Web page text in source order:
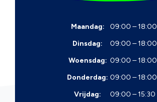
Maandag:
09:00 – 18:00
Dinsdag:
09:00 – 18:00
Woensdag: 09:00 – 18:00
Donderdag: 09:00 – 18:00
Vrijdag:
09:00 – 15:30